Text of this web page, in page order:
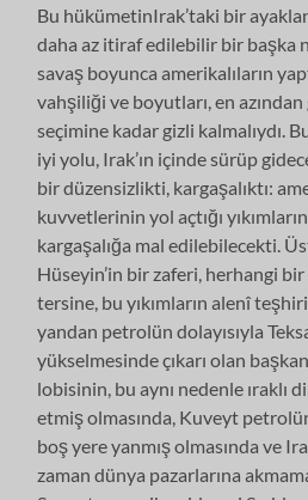
Bu hükümetinIrak’taki bir
daha az itiraf edilebilir bir başka
savaş boyunca amerikalıların
vahşiliği ve boyutları, en
seçimine kadar gizli kalmalıydı.
iyi yolu, Irak’ın içinde sürüp
bir düzensizlikti, kargaşalıktı:
kuvvetlerinin yol açtığı
kargaşalığa mal edilebilecekti.
Hüseyin’in bir zaferi, herhangi bir
tersine, bu yıkımların alenî
yandan petrolün dolayısıyla
yükselmesinde çıkarı olan
lobisinin, bu aynı nedenle ıraklı
etmiş olmasında, Kuveyt
boş yere yanmış olmasında ve
zaman dünya pazarlarına